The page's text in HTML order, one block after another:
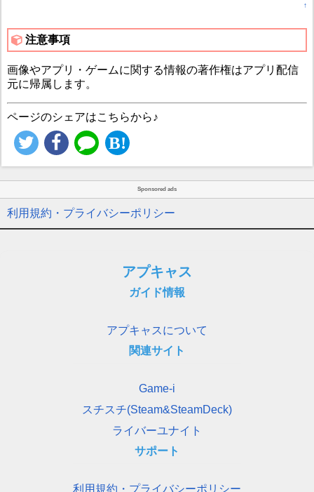
↑
注意事項
画像やアプリ・ゲームに関する情報の著作権はアプリ配信
元に帰属します。
ページのシェアはこちらから♪
Sponsored ads
利用規約・プライバシーポリシー
アプキャス
ガイド情報
アプキャスについて
関連サイト
Game-i
スチスチ(Steam&SteamDeck)
ライバーユナイト
サポート
利用規約・プライバシーポリシー